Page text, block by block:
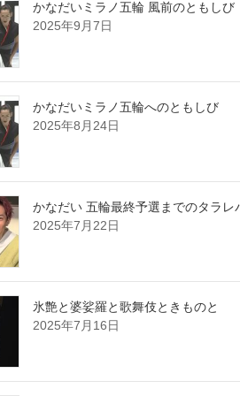
かなだいミラノ五輪 風前のともしび
2025年9月7日
かなだいミラノ五輪へのともしび
2025年8月24日
かなだい 五輪最終予選までのタラレ
2025年7月22日
氷艶と婆娑羅と歌舞伎ときものと
2025年7月16日